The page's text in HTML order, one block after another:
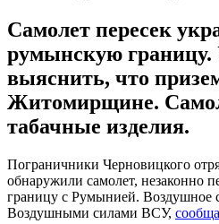
Самолет пересек
румынскую границу.
выяснить, что
Житомирщине.
табачные изделия.
Пограничники Черновицкого
обнаружили самолет, незаконно
границу с Румынией. Воздушное
Воздушными силами ВСУ,